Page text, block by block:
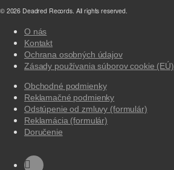
© 2026 Deadred Records. All rights reserved.
O nás
Kontakt
Ochrana osobných údajov
Zásady používania súborov cookie (EÚ)
Obchodné podmienky
Reklamačné podmienky
Odstúpenie od zmluvy (formulár)
Reklamácia (formulár)
Doručenie